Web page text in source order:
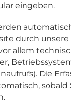
eingeben.
durch unsere
allem
Die
sobald